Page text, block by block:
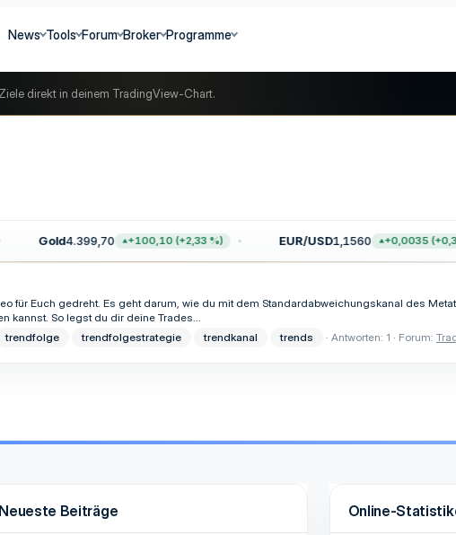
News Tools Forum Broker Programme
direkt in deinem TradingView-Chart.
Gold4.399,70 +100,10 (+2,33 %) EUR/USD1,1560 +0,0035
für Euch gedreht. Es geht darum, wie du mit dem Standardabweichungskanal des
kannst. So legst du dir deine Trades...
trendfolge trendfolgestrategie trendkanal trends Antworten: 1 Forum:
Neueste Beiträge Online-